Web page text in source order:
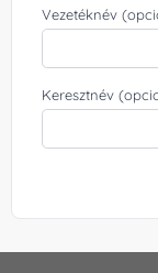
Vezetéknév
Keresztnév